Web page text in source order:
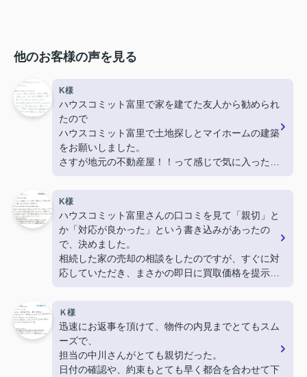
他のお客様の声を見る
K様
ハウスコミット富里で家を建てた友人から勧められ
たので
ハウスコミット富里で土地探しとマイホームの建築
をお願いしました。
さすが地元の不動産屋！！って感じで気に入った土
ってたので、思い通りのマイホームも建ててもら
い、とーっても満足です。
超信用できる不動産屋さんだと思います。私も友人
に勧めたいと思います。
K様
ハウスコミット富里さんの口コミを見て「親切」と
か「対応が良かった」という書き込みがあったの
で、決めました。
相続した家の売却の相談をしたのですが、すぐに対
応していただき、まさかの即日に買取価格を提示し
き、安心してお任せできました。本当にありがとう
ございました。
Ｋ様
迅速にお返事を頂けて、物件の内見までとてもスム
ーズで、
担当の中川さんがとても親切だった。
日付の確認や、約束もとても早く都合を合わせて下